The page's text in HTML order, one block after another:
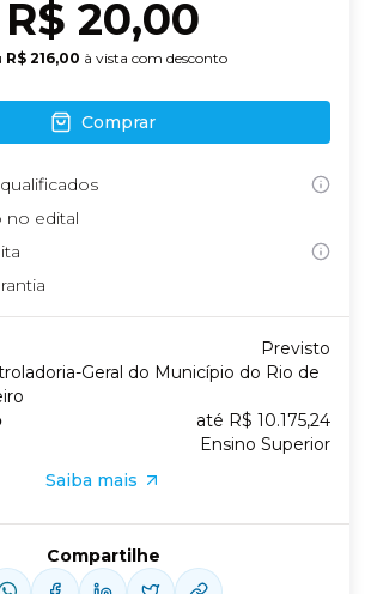
R$ 20,00
R$ 216,00 à vista com desconto
Comprar
no edital
Previsto
Geral do Município do Rio de
até R$ 10.175,24
Ensino Superior
Saiba mais
Compartilhe